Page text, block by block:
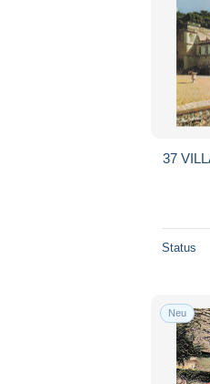
37
Status
Neu